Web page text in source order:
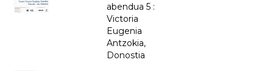
abendua 5 :
Victoria
Eugenia
Antzokia,
Donostia